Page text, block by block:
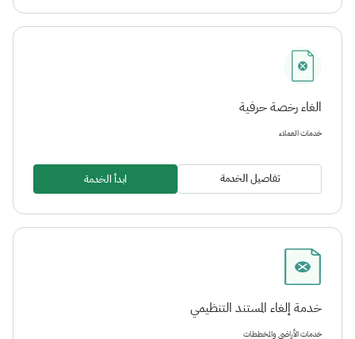
الغاء رخصة حرفية
خدمات العملاء
تفاصيل الخدمة ابدأ الخدمة
خدمة إلغاء المستند التنظيمي
خدمات الأراضي والمخططات